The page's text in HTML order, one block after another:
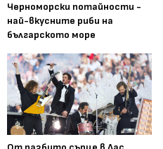
Черноморски потайности -
най-вкусните риби на
българското море